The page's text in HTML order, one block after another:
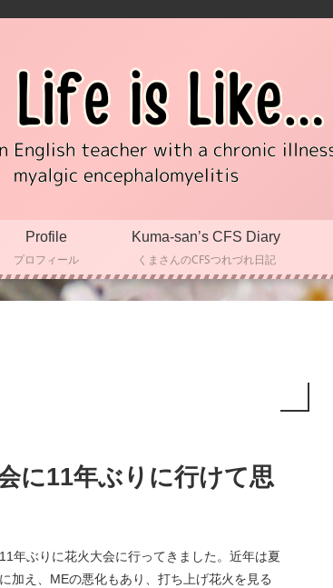
Profile
プロフィール
Kuma-san’s CFS Diary
くまさんのCFSつれづれ日記
に11年ぶりに行けて思
年ぶりに花火大会に行ってきました。近年は夏
加え、MEの悪化もあり、打ち上げ花火を見る